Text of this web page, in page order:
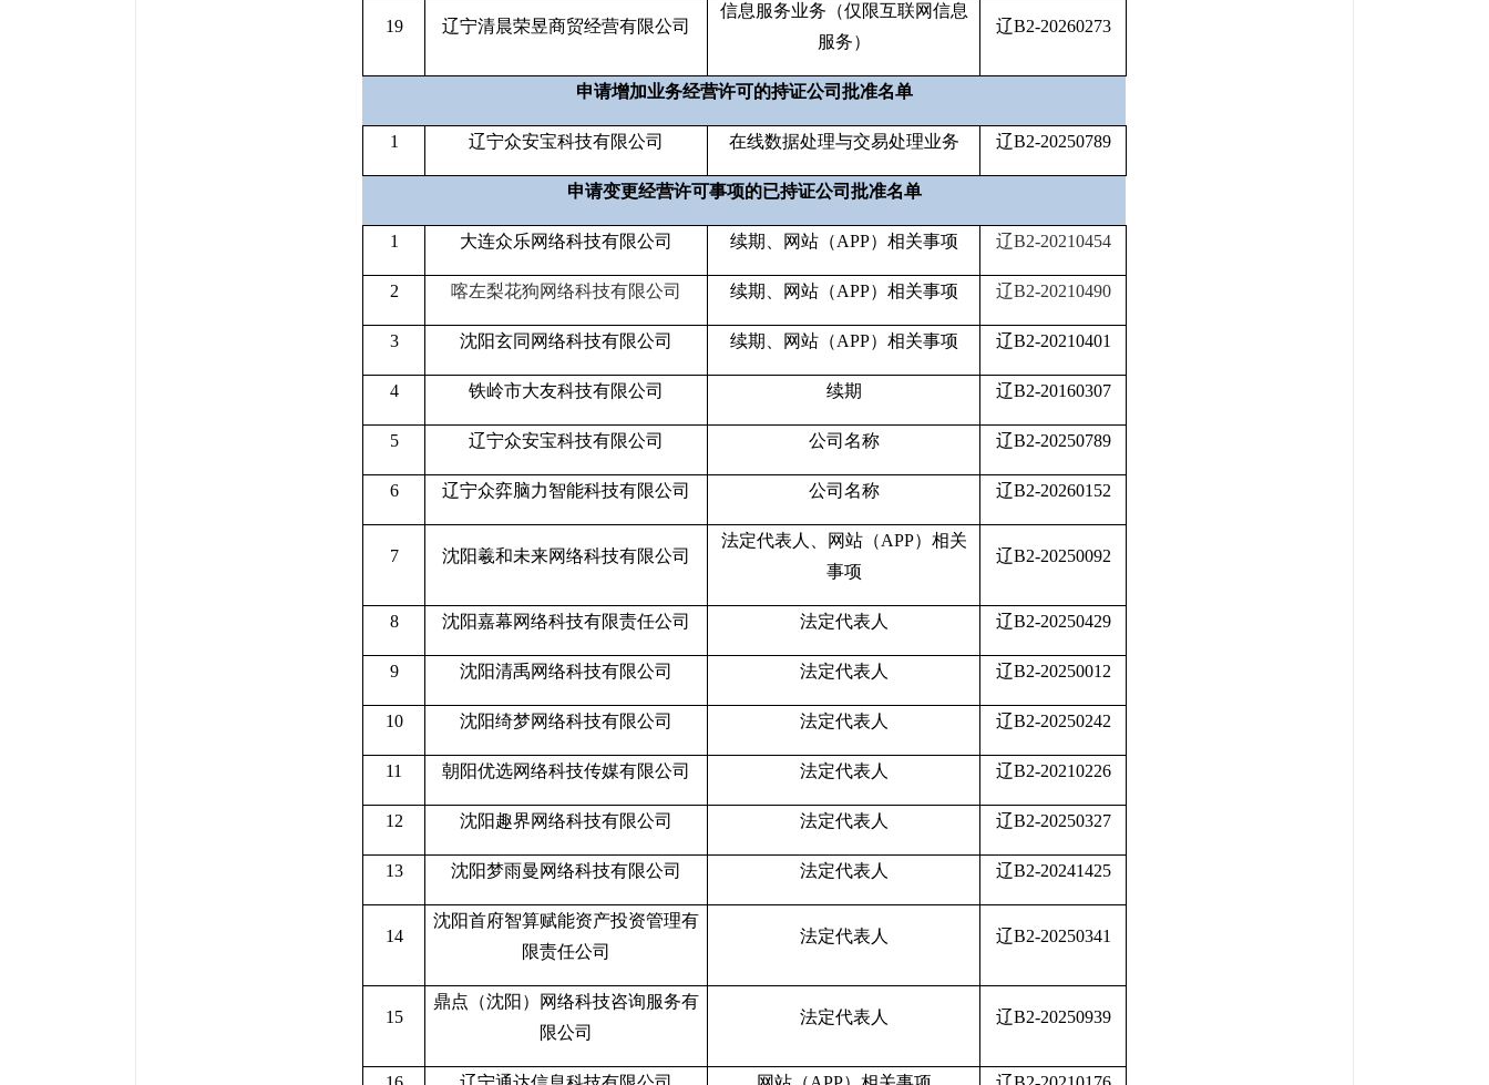
19 辽宁清晨荣昱商贸经营有限公司
信息服务业务（仅限互联网信息
服务）
辽B2-20260273
申请增加业务经营许可的持证公司批准名单
1 辽宁众安宝科技有限公司 在线数据处理与交易处理业务 辽B2-20250789
申请变更经营许可事项的已持证公司批准名单
1 大连众乐网络科技有限公司 续期、网站（APP）相关事项 辽B2-20210454
2 喀左梨花狗网络科技有限公司 续期、网站（APP）相关事项 辽B2-20210490
3 沈阳玄同网络科技有限公司 续期、网站（APP）相关事项 辽B2-20210401
4 铁岭市大友科技有限公司 续期 辽B2-20160307
5 辽宁众安宝科技有限公司 公司名称 辽B2-20250789
6 辽宁众弈脑力智能科技有限公司 公司名称 辽B2-20260152
7 沈阳羲和未来网络科技有限公司
法定代表人、网站（APP）相关
事项
辽B2-20250092
8 沈阳嘉幕网络科技有限责任公司 法定代表人 辽B2-20250429
9 沈阳清禹网络科技有限公司 法定代表人 辽B2-20250012
10 沈阳绮梦网络科技有限公司 法定代表人 辽B2-20250242
11 朝阳优选网络科技传媒有限公司 法定代表人 辽B2-20210226
12 沈阳趣界网络科技有限公司 法定代表人 辽B2-20250327
13 沈阳梦雨曼网络科技有限公司 法定代表人 辽B2-20241425
14
沈阳首府智算赋能资产投资管理有
限责任公司
法定代表人 辽B2-20250341
15
鼎点（沈阳）网络科技咨询服务有
限公司
法定代表人 辽B2-20250939